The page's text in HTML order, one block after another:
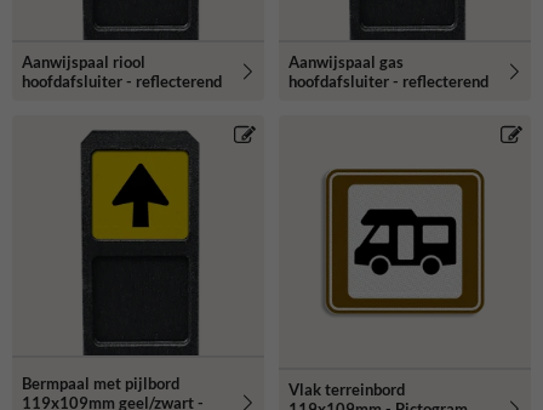
Aanwijspaal riool
hoofdafsluiter - reflecterend
Aanwijspaal gas
hoofdafsluiter - reflecterend
Bermpaal met pijlbord
119x109mm geel/zwart -
Vlak terreinbord